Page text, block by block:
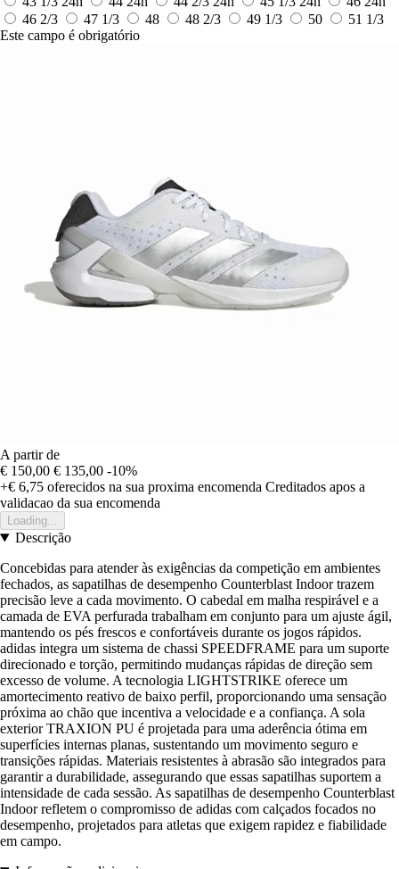
46 2/3
47 1/3 48 48 2/3 49 1/3 50
51 1/3
Este campo é obrigatório
A partir de
€ 150,00 € 135,00 -10%
+€ 6,75 oferecidos na sua proxima encomenda Creditados apos a
validacao da sua encomenda
Loading...
Descrição
Concebidas para atender às exigências da competição em ambientes
fechados, as sapatilhas de desempenho Counterblast Indoor trazem
precisão leve a cada movimento. O cabedal em malha respirável e a
camada de EVA perfurada trabalham em conjunto para um ajuste ágil,
mantendo os pés frescos e confortáveis durante os jogos rápidos.
adidas integra um sistema de chassi SPEEDFRAME para um suporte
direcionado e torção, permitindo mudanças rápidas de direção sem
excesso de volume. A tecnologia LIGHTSTRIKE oferece um
amortecimento reativo de baixo perfil, proporcionando uma sensação
próxima ao chão que incentiva a velocidade e a confiança. A sola
exterior TRAXION PU é projetada para uma aderência ótima em
superfícies internas planas, sustentando um movimento seguro e
transições rápidas. Materiais resistentes à abrasão são integrados para
garantir a durabilidade, assegurando que essas sapatilhas suportem a
intensidade de cada sessão. As sapatilhas de desempenho Counterblast
Indoor refletem o compromisso de adidas com calçados focados no
desempenho, projetados para atletas que exigem rapidez e fiabilidade
em campo.